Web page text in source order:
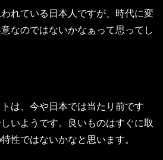
れている日本人ですが、時代に変
なのではないかなぁって思ってし
は、今や日本では当たり前です
いようです。良いものはすぐに取
性ではないかなと思います。